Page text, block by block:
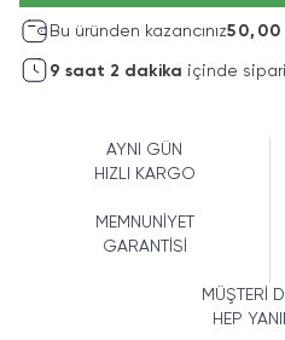
Bu üründen kazancınız50,00
9 saat 2 dakika içinde
AYNI GÜN
HIZLI KARGO
MEMNUNİYET
GARANTİSİ
MÜŞTERİ
HEP